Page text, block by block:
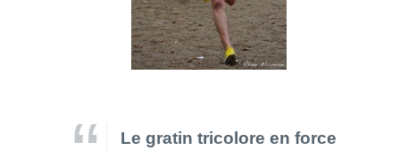
Le gratin tricolore en force